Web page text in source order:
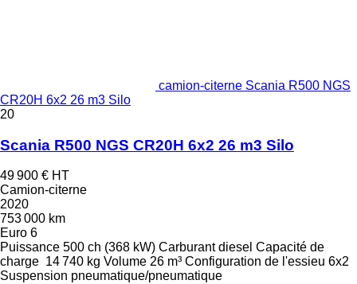
camion-citerne Scania R500 NGS
CR20H 6x2 26 m3 Silo
20
Scania R500 NGS CR20H 6x2 26 m3 Silo
49 900 € HT
Camion-citerne
2020
753 000 km
Euro 6
Puissance 500 ch (368 kW) Carburant diesel Capacité de
charge 14 740 kg Volume 26 m³ Configuration de l'essieu 6x2
Suspension pneumatique/pneumatique